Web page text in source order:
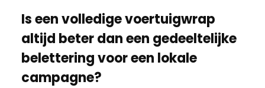
Is een volledige voertuigwrap
altijd beter dan een gedeeltelijke
belettering voor een lokale
campagne?